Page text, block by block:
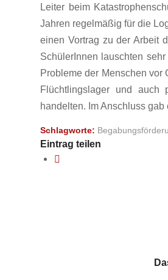
Leiter beim
Jahren regelmäßig für die
einen Vortrag zu der Arbeit
SchülerInnen lauschten
Probleme der Menschen vor
Flüchtlingslager und auch
handelten. Im Anschluss
Schlagworte:
Eintrag teilen